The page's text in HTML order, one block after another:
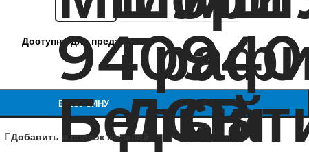
Доступно для предзаказа
В КОРЗИНУ
Добавить в список желаний